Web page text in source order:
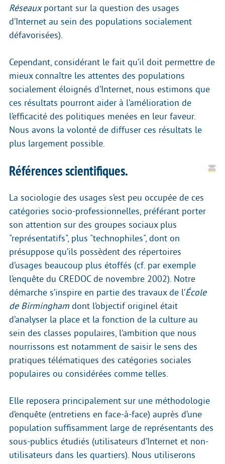
Réseauxportant sur la question des usages
d’Internet au sein des populations socialement
défavorisées).
Cependant, considérant le fait qu’il doit permettre de
mieux connaître les attentes des populations
socialement éloignés d’Internet, nous estimons que
ces résultats pourront aider à l’amélioration de
l’efficacité des politiques menées en leur faveur.
Nous avons la volonté de diffuser ces résultats le
plus largement possible.
Références scientifiques.
La sociologie des usages s’est peu occupée de ces
catégories socio-professionnelles, préférant porter
son attention sur des groupes sociaux plus
"représentatifs", plus "technophiles", dont on
présuppose qu’ils possèdent des répertoires
d’usages beaucoup plus étoffés (cf. par exemple
l’enquête du CREDOC de novembre 2002). Notre
démarche s’inspire en partie des travaux de l’École
de Birmingham dont l’objectif originel était
d’analyser la place et la fonction de la culture au
sein des classes populaires, l’ambition que nous
nourrissons est notamment de saisir le sens des
pratiques télématiques des catégories sociales
populaires ou considérées comme telles.
Elle reposera principalement sur une méthodologie
d’enquête (entretiens en face-à-face) auprès d’une
population suffisamment large de représentants des
sous-publics étudiés (utilisateurs d’Internet et non-
utilisateurs dans les quartiers). Nous utiliserons